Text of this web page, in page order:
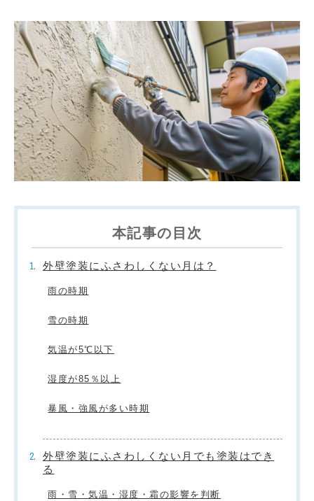
本記事の目次
外壁塗装にふさわしくない月は？
雨の時期
雪の時期
気温が5℃以下
湿度が85％以上
暴風・強風が多い時期
外壁塗装にふさわしくない月でも塗装はでき
る
雨・雪・気温・湿度・霜の影響を判断